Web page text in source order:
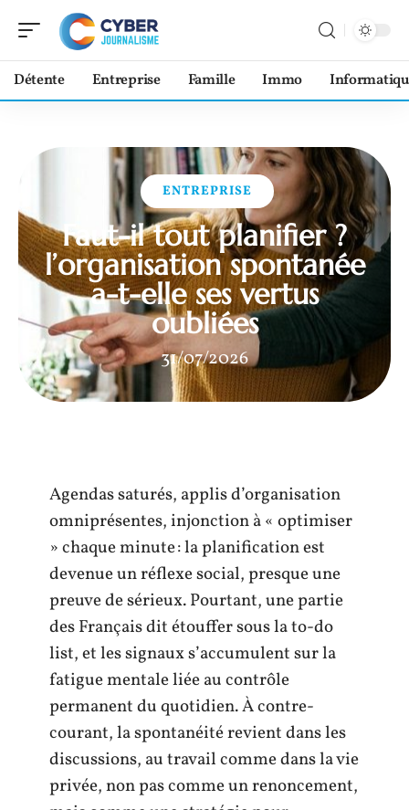
Détente Entreprise Famille Immo
ENTREPRISE
Faut-il tout planifier ?
l’organisation spontanée
a-t-elle ses vertus
oubliées
31/07/2026
Agendas saturés, applis d’organisation
omniprésentes, injonction à « optimiser
» chaque minute : la planification est
devenue un réflexe social, presque une
preuve de sérieux. Pourtant, une partie
des Français dit étouffer sous la to-do
list, et les signaux s’accumulent sur la
fatigue mentale liée au contrôle
permanent du quotidien. À contre-
courant, la spontanéité revient dans les
discussions, au travail comme dans la vie
privée, non pas comme un renoncement,